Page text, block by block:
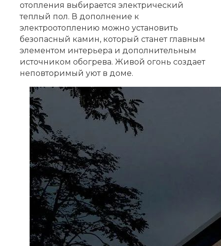
отопления выбирается электрический
теплый пол. В дополнение к
электроотоплению можно установить
безопасный камин, который станет главным
элементом интерьера и дополнительным
источником обогрева. Живой огонь создает
неповторимый уют в доме.